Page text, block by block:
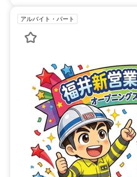
アルバイト・パート